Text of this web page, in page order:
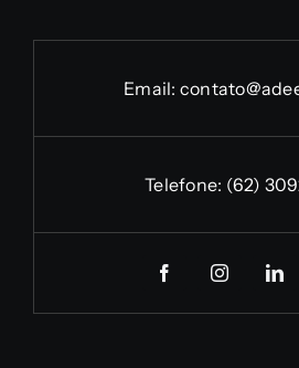
Email:
Telefone: (62)